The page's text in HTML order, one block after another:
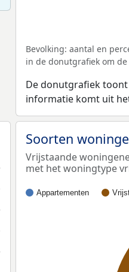
Bevolking: aantal en
in de donutgrafiek om
De donutgrafiek
informatie komt uit
Soorten
Vrijstaande
met het woningtype
Appartementen